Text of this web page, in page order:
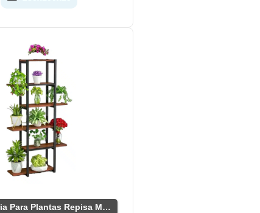
Estanteria Para Plantas Repisa Macetero